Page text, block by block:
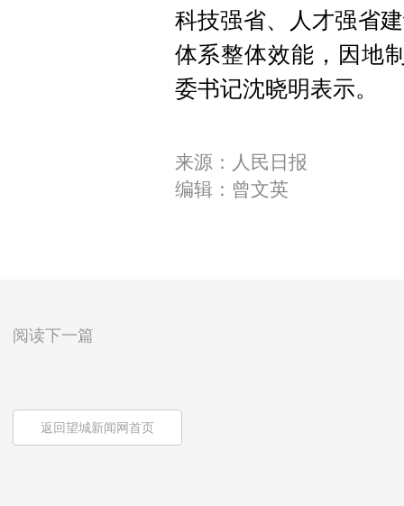
科技强省、人才强省
体系整体效能，因地
委书记沈晓明表示。
来源：人民日报
编辑：曾文英
阅读下一篇
返回望城新闻网首页